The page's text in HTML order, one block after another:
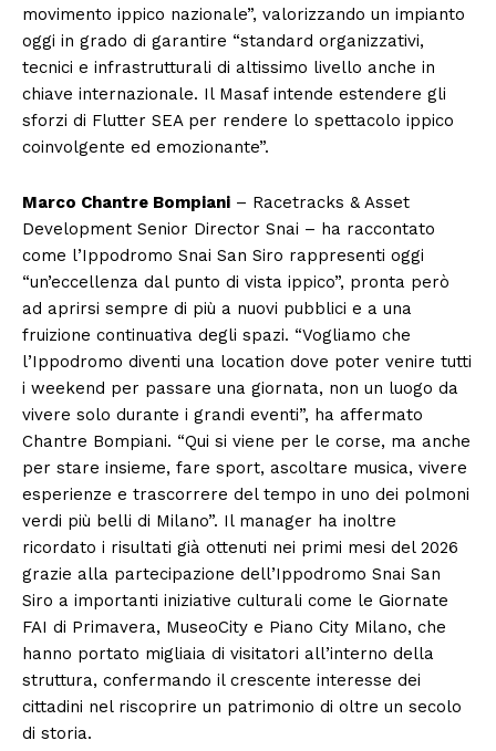
movimento ippico nazionale”, valorizzando un impianto
oggi in grado di garantire “standard organizzativi,
tecnici e infrastrutturali di altissimo livello anche in
chiave internazionale. Il Masaf intende estendere gli
sforzi di Flutter SEA per rendere lo spettacolo ippico
coinvolgente ed emozionante”.
Marco Chantre Bompiani – Racetracks & Asset
Development Senior Director Snai – ha raccontato
come l’Ippodromo Snai San Siro rappresenti oggi
“un’eccellenza dal punto di vista ippico”, pronta però
ad aprirsi sempre di più a nuovi pubblici e a una
fruizione continuativa degli spazi. “Vogliamo che
l’Ippodromo diventi una location dove poter venire tutti
i weekend per passare una giornata, non un luogo da
vivere solo durante i grandi eventi”, ha affermato
Chantre Bompiani. “Qui si viene per le corse, ma anche
per stare insieme, fare sport, ascoltare musica, vivere
esperienze e trascorrere del tempo in uno dei polmoni
verdi più belli di Milano”. Il manager ha inoltre
ricordato i risultati già ottenuti nei primi mesi del 2026
grazie alla partecipazione dell’Ippodromo Snai San
Siro a importanti iniziative culturali come le Giornate
FAI di Primavera, MuseoCity e Piano City Milano, che
hanno portato migliaia di visitatori all’interno della
struttura, confermando il crescente interesse dei
cittadini nel riscoprire un patrimonio di oltre un secolo
di storia.